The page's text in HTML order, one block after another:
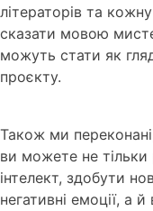
літераторів та
сказати мовою
можуть стати як
проєкту.
Також ми
ви можете не тільки
інтелект, здобути
негативні емоції, а